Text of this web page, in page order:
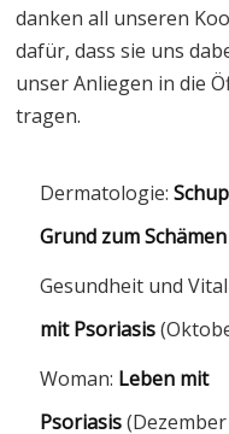
danken all unseren
dafür, dass sie uns
unser Anliegen in die
tragen.
Dermatologie:
Grund zum Schämen
Gesundheit und
mit Psoriasis
Woman: Leben mit
Psoriasis